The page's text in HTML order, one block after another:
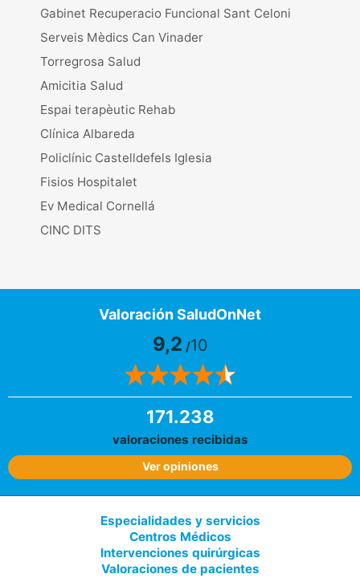
Gabinet Recuperacio Funcional Sant Celoni
Serveis Mèdics Can Vinader
Torregrosa Salud
Amicitia Salud
Espai terapèutic Rehab
Clínica Albareda
Policlínic Castelldefels Iglesia
Fisios Hospitalet
Ev Medical Cornellá
CINC DITS
Valoración SaludOnNet
9,2 /10
171.238
valoraciones recibidas
Ver opiniones
Especialidades y servicios
Centros Médicos
Intervenciones quirúrgicas
Valoraciones de pacientes